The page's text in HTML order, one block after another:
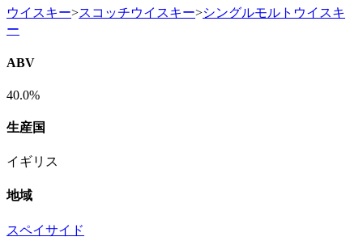
ウイスキー>スコッチウイスキー>シングルモルトウイスキ
ー
ABV
40.0%
生産国
イギリス
地域
スペイサイド